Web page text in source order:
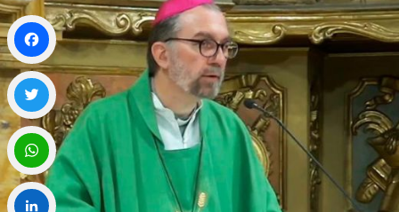
Facebook
Twitter
WhatsApp